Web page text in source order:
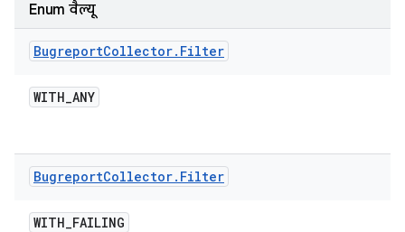
Enum वैल्यू
BugreportCollector. Filter
WITH_ANY
BugreportCollector. Filter
WITH_FAILING